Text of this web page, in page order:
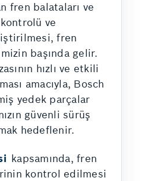
fren balataları ve
ve
fren
başında gelir.
hızlı ve etkili
amacıyla, Bosch
yedek parçalar
güvenli sürüş
hedeflenir.
kapsamında, fren
kontrol edilmesi